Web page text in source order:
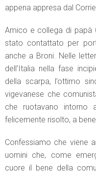
appena appresa dal
Amico e collega di papà
stato contattato per
anche a Broni. Nelle
dell’Italia nella fase
della scarpa, l’ottimo
vigevanese che
che ruotavano intorno
felicemente risolto, a
Confessiamo che viene
uomini che, come
cuore il bene della